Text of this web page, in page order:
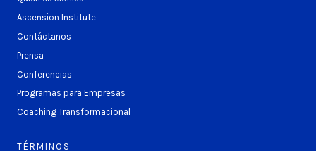
Ascension Institute
Contáctanos
Prensa
Conferencias
Programas para Empresas
Coaching Transformacional
TÉRMINOS